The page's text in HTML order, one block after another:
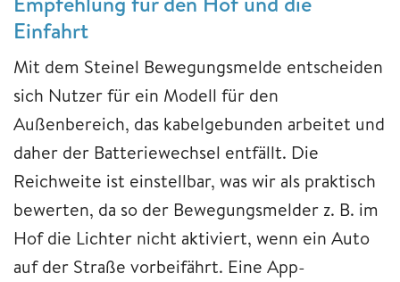
Einfahrt
Mit dem Steinel Bewegungsmelde entscheiden
sich Nutzer für ein Modell für den
Außenbereich, das kabelgebunden arbeitet und
daher der Batteriewechsel entfällt. Die
Reichweite ist einstellbar, was wir als praktisch
bewerten, da so der Bewegungsmelder z. B. im
Hof die Lichter nicht aktiviert, wenn ein Auto
auf der Straße vorbeifährt. Eine App-